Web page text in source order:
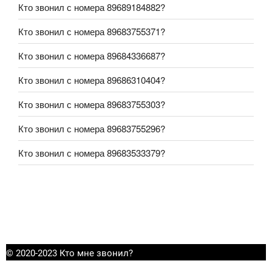
Кто звонил с номера 89689184882?
Кто звонил с номера 89683755371?
Кто звонил с номера 89684336687?
Кто звонил с номера 89686310404?
Кто звонил с номера 89683755303?
Кто звонил с номера 89683755296?
Кто звонил с номера 89683533379?
© 2020-2023 Кто мне звонил?